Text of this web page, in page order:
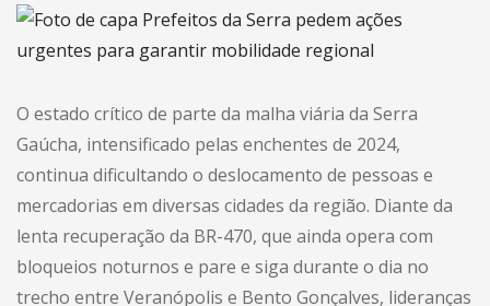
O estado crítico de parte da malha viária da Serra
Gaúcha, intensificado pelas enchentes de 2024,
continua dificultando o deslocamento de pessoas e
mercadorias em diversas cidades da região. Diante da
lenta recuperação da BR-470, que ainda opera com
bloqueios noturnos e pare e siga durante o dia no
trecho entre Veranópolis e Bento Gonçalves, lideranças